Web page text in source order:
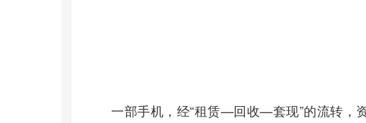
一部手机，经“租赁—回收—套现”的流转，